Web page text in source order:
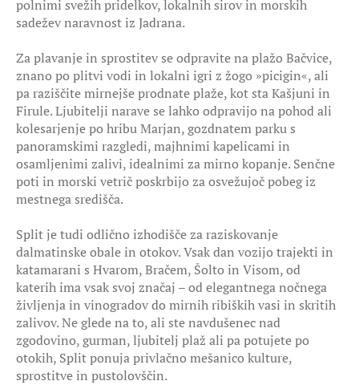
polnimi svežih pridelkov, lokalnih sirov in morskih
sadežev naravnost iz Jadrana.
Za plavanje in sprostitev se odpravite na plažo Bačvice,
znano po plitvi vodi in lokalni igri z žogo »picigin«, ali
pa raziščite mirnejše prodnate plaže, kot sta Kašjuni in
Firule. Ljubitelji narave se lahko odpravijo na pohod ali
kolesarjenje po hribu Marjan, gozdnatem parku s
panoramskimi razgledi, majhnimi kapelicami in
osamljenimi zalivi, idealnimi za mirno kopanje. Senčne
poti in morski vetrič poskrbijo za osvežujoč pobeg iz
mestnega središča.
Split je tudi odlično izhodišče za raziskovanje
dalmatinske obale in otokov. Vsak dan vozijo trajekti in
katamarani s Hvarom, Bračem, Šolto in Visom, od
katerih ima vsak svoj značaj – od elegantnega nočnega
življenja in vinogradov do mirnih ribiških vasi in skritih
zalivov. Ne glede na to, ali ste navdušenec nad
zgodovino, gurman, ljubitelj plaž ali pa potujete po
otokih, Split ponuja privlačno mešanico kulture,
sprostitve in pustolovščin.